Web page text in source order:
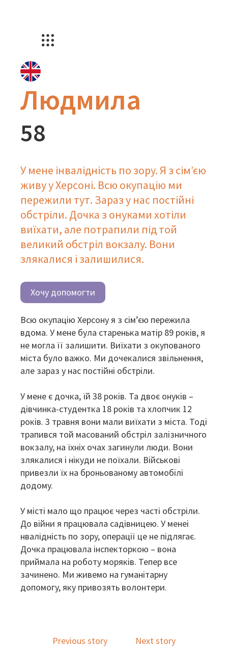
Людмила
58
У мене інвалідність по зору. Я з сім’єю
живу у Херсоні. Всю окупацію ми
пережили тут. Зараз у нас постійні
обстріли. Дочка з онуками хотіли
виїхати, але потрапили під той
великий обстріл вокзалу. Вони
злякалися і залишилися.
Хочу допомогти
Всю окупацію Херсону я з сім’єю пережила
вдома. У мене була старенька матір 89 років, я
не могла її залишити. Виїхати з окупованого
міста було важко. Ми дочекалися звільнення,
але зараз у нас постійні обстріли.
У мене є дочка, їй 38 років. Та двоє онуків –
дівчинка-студентка 18 років та хлопчик 12
років. 3 травня вони мали виїхати з міста. Тоді
трапився той масований обстріл залізничного
вокзалу, на їхніх очах загинули люди. Вони
злякалися і нікуди не поїхали. Військові
привезли їх на броньованому автомобілі
додому.
У місті мало що працює через часті обстріли.
До війни я працювала садівницею. У менеі
нвалідність по зору, операції це не підлягає.
Дочка працювала інспекторкою – вона
приймала на роботу моряків. Тепер все
зачинено. Ми живемо на гуманітарну
допомогу, яку привозять волонтери.
Previous story Next story